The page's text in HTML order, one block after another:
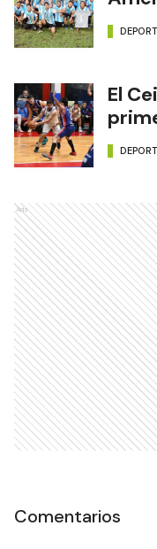
El
Ads
Comentarios